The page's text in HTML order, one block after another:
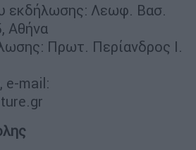
εκδήλωσης: Λεωφ. Βασ.
Αθήνα
Πρωτ. Περίανδρος Ι.
e-mail: